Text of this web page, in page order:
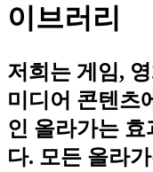
이브러리
저희는 게임,
미디어 콘텐츠
인 올라가는 효
다. 모든 올라